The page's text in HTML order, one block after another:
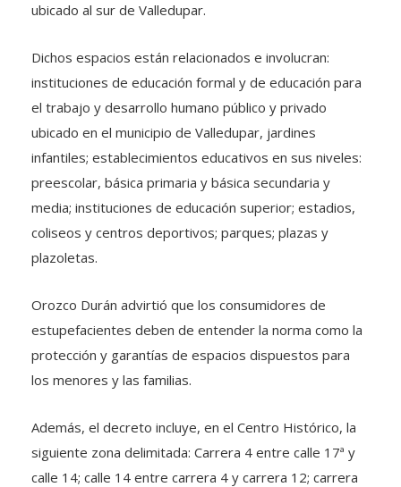
ubicado al sur de Valledupar.
Dichos espacios están relacionados e involucran:
instituciones de educación formal y de educación para
el trabajo y desarrollo humano público y privado
ubicado en el municipio de Valledupar, jardines
infantiles; establecimientos educativos en sus niveles:
preescolar, básica primaria y básica secundaria y
media; instituciones de educación superior; estadios,
coliseos y centros deportivos; parques; plazas y
plazoletas.
Orozco Durán advirtió que los consumidores de
estupefacientes deben de entender la norma como la
protección y garantías de espacios dispuestos para
los menores y las familias.
Además, el decreto incluye, en el Centro Histórico, la
siguiente zona delimitada: Carrera 4 entre calle 17ª y
calle 14; calle 14 entre carrera 4 y carrera 12; carrera